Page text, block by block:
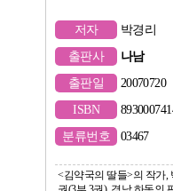
저자
박경리
출판사
나남
출판일
20070720
ISBN
분류번호
03467
<김약국의 딸들>의 작가,